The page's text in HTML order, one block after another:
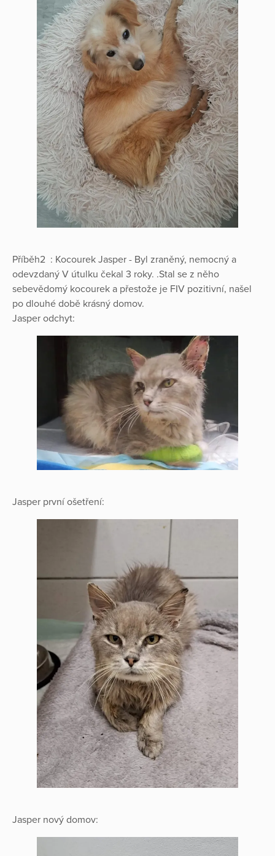
Příběh2 : Kocourek Jasper - Byl zraněný, nemocný a
odevzdaný V útulku čekal 3 roky. .Stal se z něho
sebevědomý kocourek a přestože je FIV pozitivní, našel
po dlouhé době krásný domov.
Jasper odchyt:
Jasper první ošetření:
Jasper nový domov: